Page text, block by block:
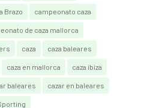
Brazo campeonato caza
de caza mallorca
caza caza baleares
caza en mallorca caza ibiza
baleares cazar en baleares